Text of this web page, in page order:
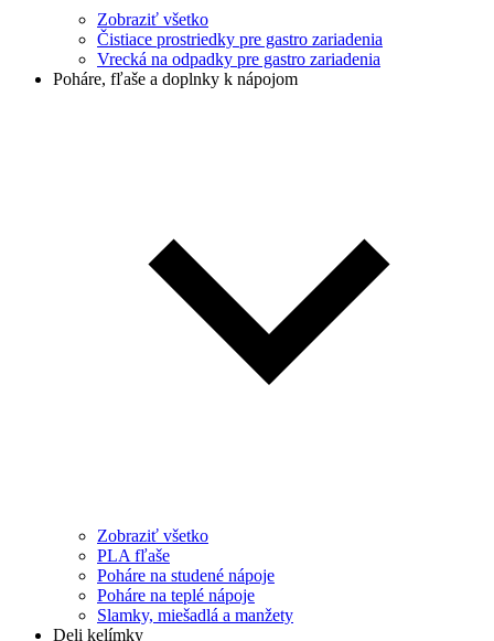
Zobraziť všetko
Čistiace prostriedky pre gastro zariadenia
Vrecká na odpadky pre gastro zariadenia
Poháre, fľaše a doplnky k nápojom
Zobraziť všetko
PLA fľaše
Poháre na studené nápoje
Poháre na teplé nápoje
Slamky, miešadlá a manžety
Deli kelímky